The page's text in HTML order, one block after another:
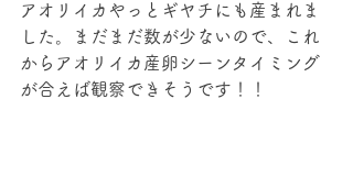
アオリイカやっとギヤチにも産まれま
した。まだまだ数が少ないので、これ
からアオリイカ産卵シーンタイミング
が合えば観察できそうです！！